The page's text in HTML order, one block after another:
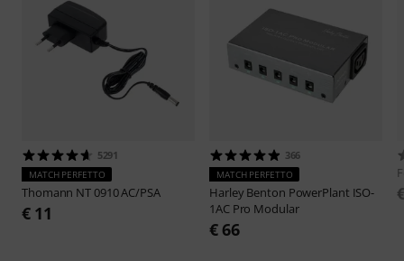
5291
MATCH PERFETTO
Thomann NT 0910 AC/PSA
€ 11
366
MATCH PERFETTO
Harley Benton PowerPlant ISO-
1AC Pro Modular
€ 66